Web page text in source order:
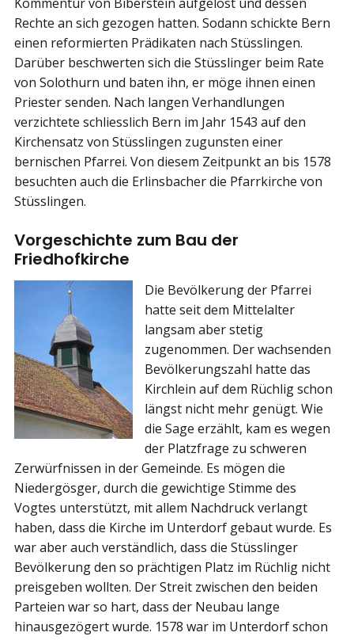
Rechte an sich gezogen hatten. Sodann schickte Bern
einen reformierten Prädikaten nach Stüsslingen.
Darüber beschwerten sich die Stüsslinger beim Rate
von Solothurn und baten ihn, er möge ihnen einen
Priester senden. Nach langen Verhandlungen
verzichtete schliesslich Bern im Jahr 1543 auf den
Kirchensatz von Stüsslingen zugunsten einer
bernischen Pfarrei. Von diesem Zeitpunkt an bis 1578
besuchten auch die Erlinsbacher die Pfarrkirche von
Stüsslingen.
Vorgeschichte zum Bau der
Friedhofkirche
Die Bevölkerung der Pfarrei
hatte seit dem Mittelalter
langsam aber stetig
zugenommen. Der wachsenden
Bevölkerungszahl hatte das
Kirchlein auf dem Rüchlig schon
längst nicht mehr genügt. Wie
die Sage erzählt, kam es wegen
der Platzfrage zu schweren
Zerwürfnissen in der Gemeinde. Es mögen die
Niedergösger, durch die gewichtige Stimme des
Vogtes unterstützt, mit allem Nachdruck verlangt
haben, dass die Kirche im Unterdorf gebaut wurde. Es
war aber auch verständlich, dass die Stüsslinger
Bevölkerung den so prächtigen Platz im Rüchlig nicht
preisgeben wollten. Der Streit zwischen den beiden
Parteien war so hart, dass der Neubau lange
hinausgezögert wurde. 1578 war im Unterdorf schon